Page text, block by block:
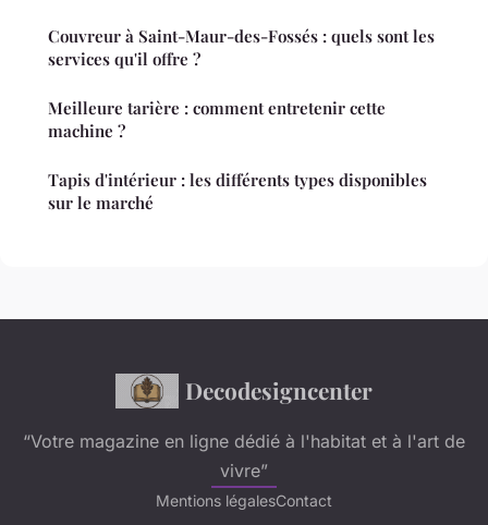
Couvreur à Saint-Maur-des-Fossés : quels sont les
services qu'il offre ?
Meilleure tarière : comment entretenir cette
machine ?
Tapis d'intérieur : les différents types disponibles
sur le marché
Decodesigncenter
“Votre magazine en ligne dédié à l'habitat et à l'art de
vivre”
Mentions légalesContact